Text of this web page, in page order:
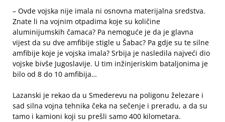
– Ovde vojska nije imala ni osnovna materijalna sredstva.
Znate li na vojnim otpadima koje su količine
aluminijumskih čamaca? Pa nemoguće je da je glavna
vijest da su dve amfibije stigle u Šabac? Pa gdje su te silne
amfibije koje je vojska imala? Srbija je nasledila najveći dio
vojske bivše Jugoslavije. U tim inžinjeriskim bataljonima je
bilo od 8 do 10 amfibija…
Lazanski je rekao da u Smederevu na poligonu železare i
sad silna vojna tehnika čeka na sečenje i preradu, a da su
tamo i kamioni koji su prešli samo 400 kilometara.